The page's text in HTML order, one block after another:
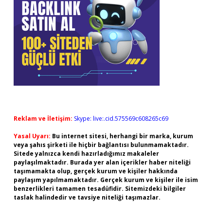
Reklam ve İletişim: Skype: live:.cid.575569c608265c69
Yasal Uyarı: Bu internet sitesi, herhangi bir marka, kurum
veya şahıs şirketi ile hiçbir bağlantısı bulunmamaktadır.
Sitede yalnızca kendi hazırladığımız makaleler
paylaşılmaktadır. Burada yer alan içerikler haber niteliği
taşımamakta olup, gerçek kurum ve kişiler hakkında
paylaşım yapılmamaktadır. Gerçek kurum ve kişiler ile isim
benzerlikleri tamamen tesadüfidir. Sitemizdeki bilgiler
taslak halindedir ve tavsiye niteliği taşımazlar.